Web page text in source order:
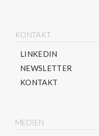
KONTAKT
LINKEDIN
NEWSLETTER
KONTAKT
MEDIEN